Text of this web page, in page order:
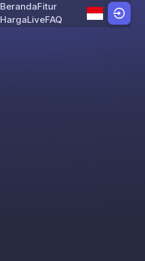
Skip to content
BerandaFitur
HargaLiveFAQ